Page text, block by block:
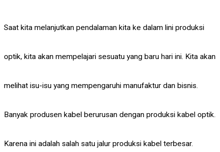
Saat kita melanjutkan pendalaman kita ke dalam lini produksi
optik, kita akan mempelajari sesuatu yang baru hari ini. Kita akan
melihat isu-isu yang mempengaruhi manufaktur dan bisnis.
Banyak produsen kabel berurusan dengan produksi kabel optik.
Karena ini adalah salah satu jalur produksi kabel terbesar.